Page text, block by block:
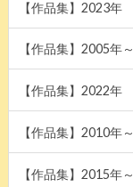
【作品集】2023年
【作品集】2005年～
【作品集】2022年
【作品集】2010年～
【作品集】2015年～